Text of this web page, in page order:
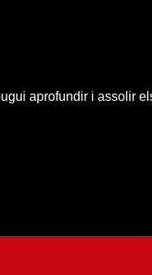
aprofundir i assolir